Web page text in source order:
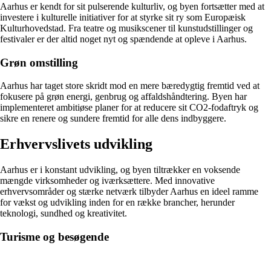
Aarhus er kendt for sit pulserende kulturliv, og byen fortsætter med at
investere i kulturelle initiativer for at styrke sit ry som Europæisk
Kulturhovedstad. Fra teatre og musikscener til kunstudstillinger og
festivaler er der altid noget nyt og spændende at opleve i Aarhus.
Grøn omstilling
Aarhus har taget store skridt mod en mere bæredygtig fremtid ved at
fokusere på grøn energi, genbrug og affaldshåndtering. Byen har
implementeret ambitiøse planer for at reducere sit CO2-fodaftryk og
sikre en renere og sundere fremtid for alle dens indbyggere.
Erhvervslivets udvikling
Aarhus er i konstant udvikling, og byen tiltrækker en voksende
mængde virksomheder og iværksættere. Med innovative
erhvervsområder og stærke netværk tilbyder Aarhus en ideel ramme
for vækst og udvikling inden for en række brancher, herunder
teknologi, sundhed og kreativitet.
Turisme og besøgende